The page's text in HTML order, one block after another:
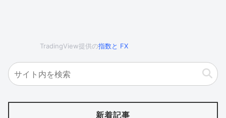
TradingView提供の指数と FX
新着記事